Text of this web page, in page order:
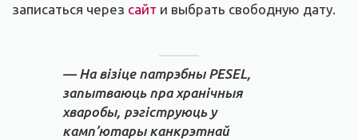
записаться через сайт и выбрать свободную дату.
— На візіце патрэбны PESEL,
запытваюць пра хранічныя
хваробы, рэгіструюць у
камп’ютары канкрэтнай